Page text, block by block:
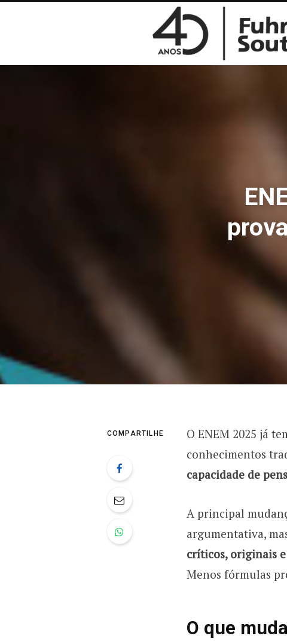
COMPARTILHE O ENEM 2025 já
conhecimentos
capacidade de
A principal
argumentativa,
críticos, originais
Menos fórmulas
O que